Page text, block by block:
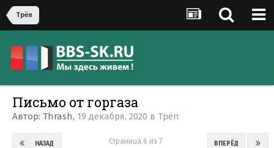
Трёп
Письмо от горгаза
Автор: Thrash, 19 декабря, 2020 в Трёп
НАЗАД ВПЕРЁД
Страница 6 из 7